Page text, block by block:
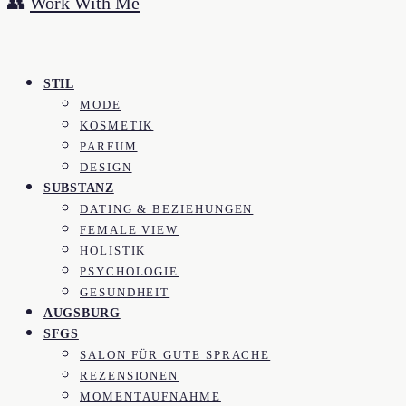
STIL
MODE
KOSMETIK
PARFUM
DESIGN
SUBSTANZ
DATING & BEZIEHUNGEN
FEMALE VIEW
HOLISTIK
PSYCHOLOGIE
GESUNDHEIT
AUGSBURG
SFGS
SALON FÜR GUTE SPRACHE
REZENSIONEN
MOMENTAUFNAHME